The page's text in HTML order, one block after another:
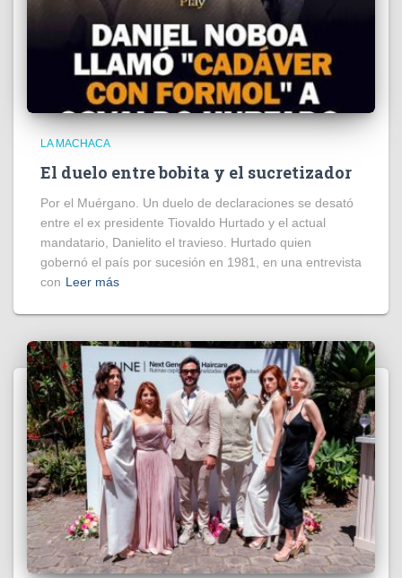
LA MACHACA
El duelo entre bobita y el sucretizador
Por el Muérgano. Un duelo de declaraciones se desató
entre el ex presidente Tiovaldo Hurtado y el actual
mandatario, Danielito el travieso. Hurtado quien
gobernó el país por sucesión en 1981, en una entrevista
con Leer más